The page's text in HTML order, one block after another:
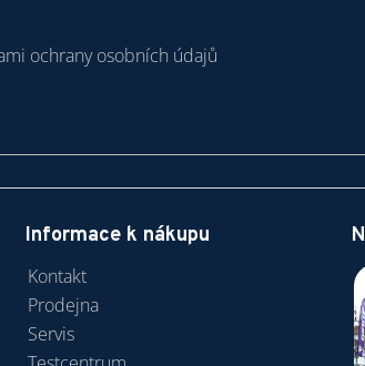
ochrany osobních údajů
Informace k nákupu
Kontakt
Prodejna
Servis